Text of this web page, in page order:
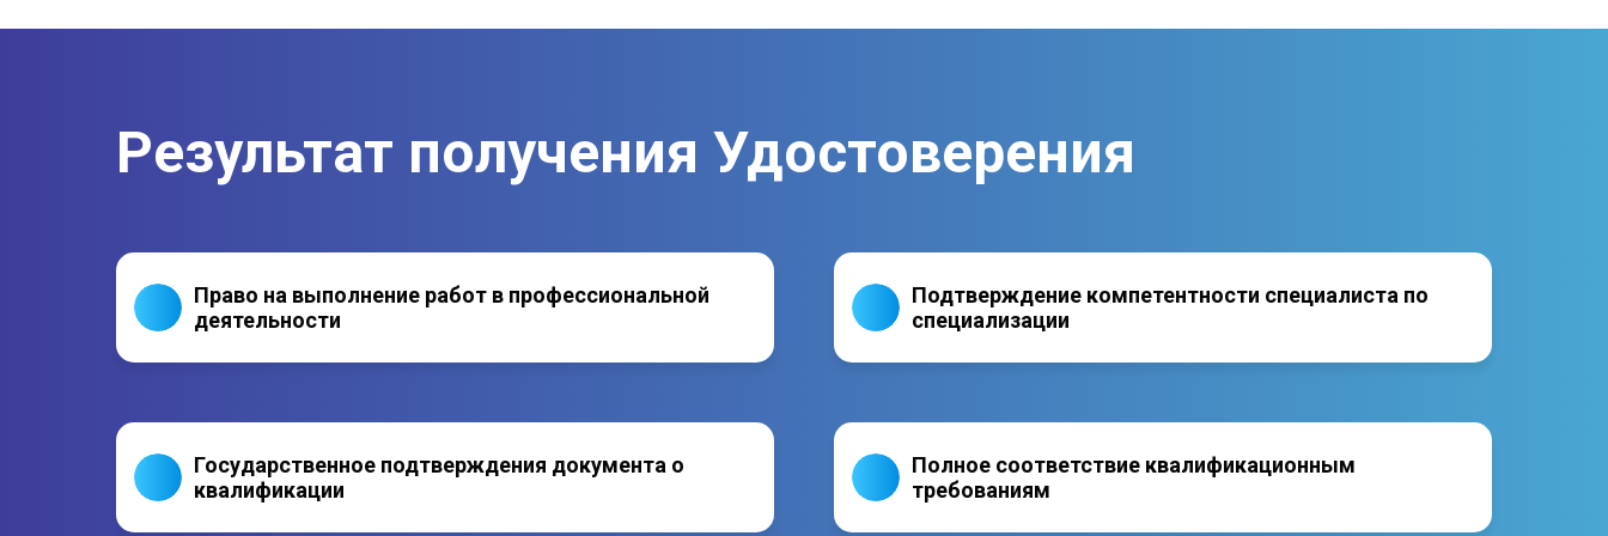
Результат получения Удостоверения
Право на выполнение работ в профессиональной
деятельности
Подтверждение компетентности специалиста по
специализации
Государственное подтверждения документа о
квалификации
Полное соответствие квалификационным
требованиям